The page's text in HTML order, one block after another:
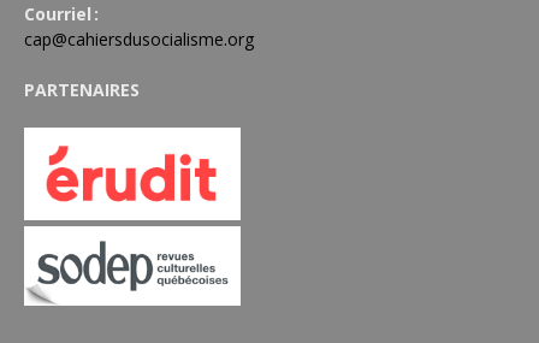
Courriel :
cap@cahiersdusocialisme.org
PARTENAIRES